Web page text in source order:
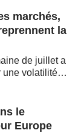
marchés,
la
de juillet a
une volatilité
Les
soutenabilité
le
Europe